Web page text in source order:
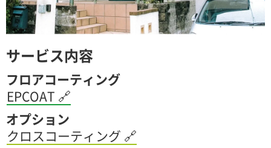
サービス内容
フロアコーティング
EPCOAT 🔗
オプション
クロスコーティング 🔗